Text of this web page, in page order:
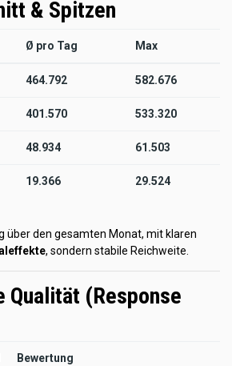
& Spitzen
Ø pro Tag Max
464.792 582.676
401.570 533.320
48.934 61.503
19.366 29.524
über den gesamten Monat, mit klaren
, sondern stabile Reichweite.
Qualität (Response
Bewertung